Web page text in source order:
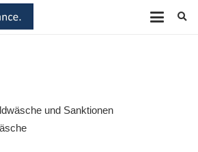
und Sanktionen